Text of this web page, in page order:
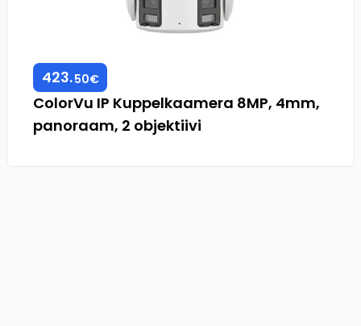
ColorVu IP Kuppelkaamera 8MP, 4mm,
panoraam, 2 objektiivi
423.50€